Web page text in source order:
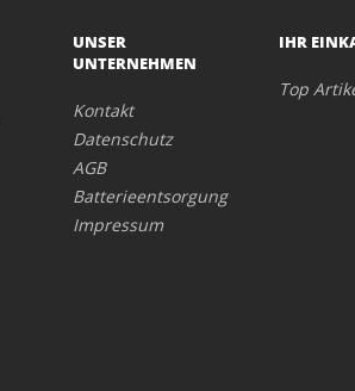
UNSER
UNTERNEHMEN
Kontakt
Datenschutz
AGB
Batterieentsorgung
Impressum
IHR
Top